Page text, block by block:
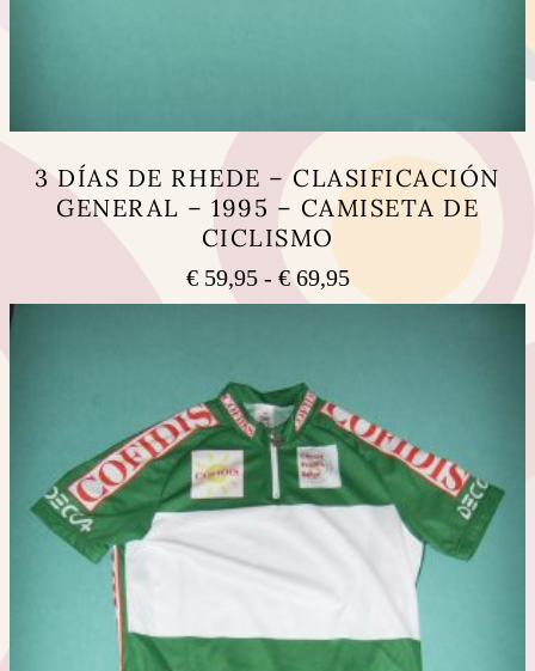
3 DÍAS DE RHEDE – CLASIFICACIÓN
GENERAL – 1995 – CAMISETA DE
CICLISMO
€59,95 - €69,95Rango
de
hasta
€ 69,95
múltiples
variantes.
Las
opciones
se
pueden
elegir
página